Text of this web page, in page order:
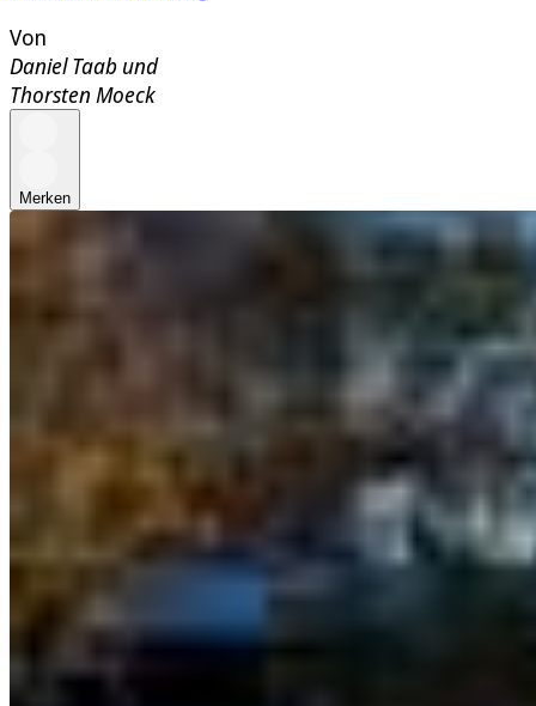
Von
Daniel Taab und
Thorsten Moeck
Merken